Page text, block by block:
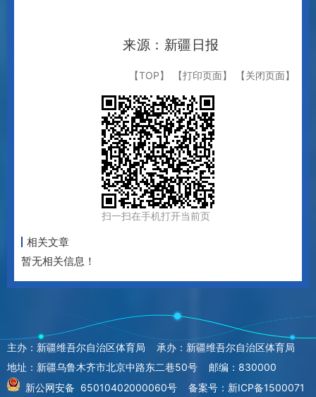
【TOP】 【打印页面】
扫一扫在手机打开当前页
暂无相关信息！
主办：新疆维吾尔自治区体育局 承办：新疆维吾尔自治区体育局
地址：新疆乌鲁木齐市北京中路东二巷50号 邮编：830000
新公网安备 65010402000060号
备案号：新ICP备1500071
0号 政府网站标识码：6500000063